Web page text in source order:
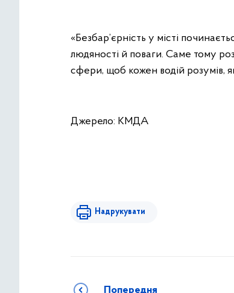
«Безбар’єрність у місті
людяності й поваги. Саме тому
сфери, щоб кожен водій розумів,
Джерело: КМДА
Надрукувати
Попередня